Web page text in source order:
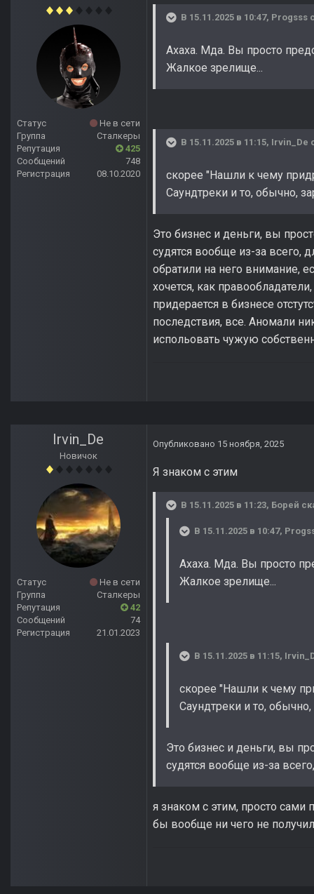
Статус
Не в сети
Группа
Сталкеры
Репутация
425
Сообщений
748
Регистрация
08.10.2020
В 15.11.2025 в 10:47, Progsss
Ахаха. Мда. Вы просто
Жалкое зрелище...
В 15.11.2025 в 11:15, Irvin_De
скорее "Нашли к чему
Саундтреки и то, обычно,
Это бизнес и деньги, вы
судятся вообще из-за всего,
обратили на него внимание,
хочется, как
придерается в бизнесе
последствия, все. Аномали
испольовать чужую
Irvin_De
Новичок
Статус
Не в сети
Группа
Сталкеры
Репутация
42
Сообщений
74
Регистрация
21.01.2023
Опубликовано 15 ноября, 2025
Я знаком с этим
В 15.11.2025 в 11:23, Борей
В 15.11.2025 в 10:47,
Ахаха. Мда. Вы просто
Жалкое зрелище...
В 15.11.2025 в 11:15,
скорее "Нашли к чему
Саундтреки и то, обычно,
Это бизнес и деньги, вы
судятся вообще из-за
я знаком с этим, просто сами
бы вообще ни чего не